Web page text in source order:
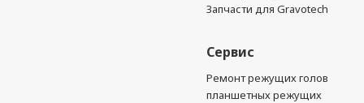
Запчасти для Gravotech
Сервис
Ремонт режущих голов
планшетных режущих